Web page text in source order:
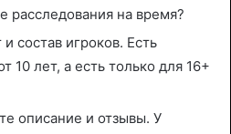
расследования на время?
состав игроков. Есть
10 лет, а есть только для 16+
описание и отзывы. У